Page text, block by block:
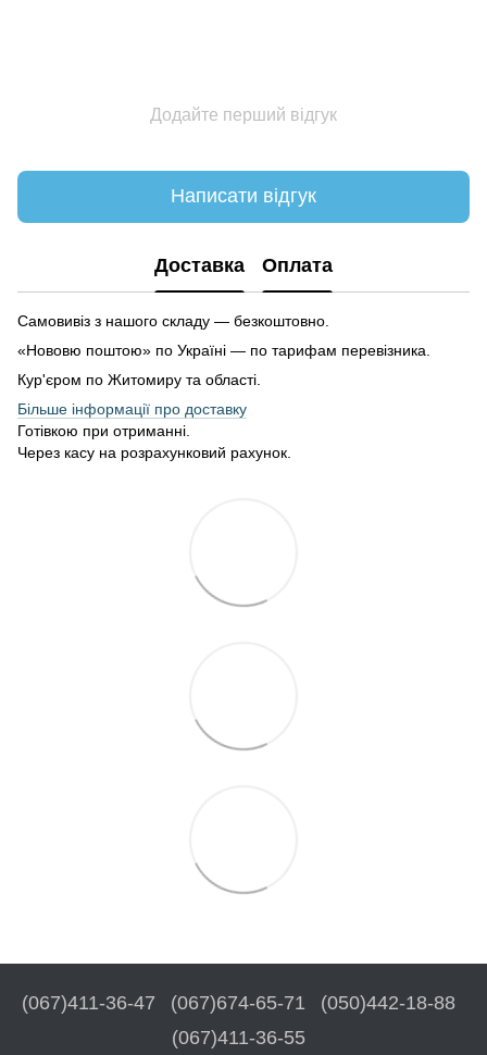
Додайте перший відгук
Написати відгук
Доставка Оплата
Самовивіз з нашого складу — безкоштовно.
«Нововю поштою» по Україні — по тарифам перевізника.
Кур'єром по Житомиру та області.
Більше інформації про доставку
Готівкою при отриманні.
Через касу на розрахунковий рахунок.
(067)411-36-47 (067)674-65-71
(050)442-18-88
(067)411-36-55